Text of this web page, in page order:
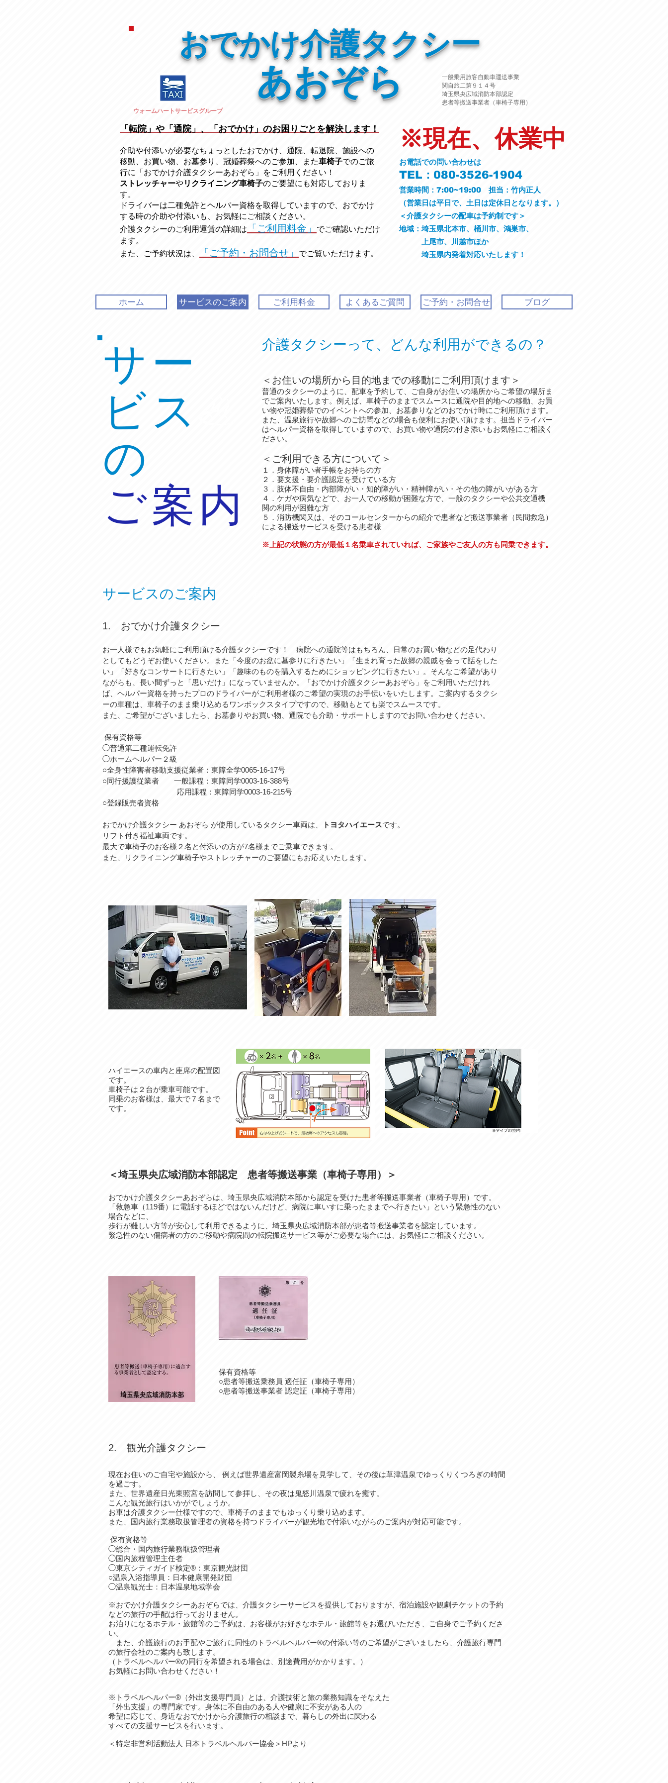
おでかけ介護タクシー
あおぞら
一般乗用旅客自動車運送事業
関自旅二第９１４号
埼玉県央広域消防本部認定
患者等搬送事業者（車椅子専用）
ウォームハートサービスグループ
「転院」や「通院」、「おでかけ」のお困りごとを解決します！
介助や付添いが必要なちょっとしたおでかけ、通院、転退院、施設への
移動、お買い物、お墓参り、冠婚葬祭へのご参加、また車椅子でのご旅
行に「おでかけ介護タクシーあおぞら」をご利用ください ！
ストレッチャー​やリクライニング車椅子のご要望にも対応しておりま
す。
ドライバーは二種免許とヘルパー資格を取得していますので、おでかけ
する時の介助や付添いも、お気軽にご相談ください。
介護タクシーのご利用運賃の詳細は 「ご利用料金」
でご確認いただけ
ます。
また、ご予約状況は、
「ご予約・お問合せ」 でご覧いただけます。
※現在、休業中
お電話での問い合わせは
TEL：080-3526-1904
営業時間：7:00~19:00 担当：竹内正人
​（営業日は平日で、土日は定休日となります。）
＜介護タクシーの配車は予約制です＞
地域：埼玉県北本市、桶川市、鴻巣市、
上尾市、川越市ほか
埼玉県内発着対応いたします！
ホーム サービスのご案内 ご利用料金 よくあるご質問 ご予約・お問合せ ブログ
サー
ビス
の
ご案内
＜お住いの場所から目的地までの移動にご利用頂けます＞
普通のタクシーのように、配車を予約して、ご自身がお住いの場所からご希望の場所ま
でご案内いたします。例えば、車椅子のままでスムースに通院や目的地への移動、お買
い物や冠婚葬祭でのイベントへの参加、お墓参りなどのおでかけ時にご利用頂けます。
また、温泉旅行や故郷へのご訪問などの場合も便利にお使い頂けます。担当ドライバー
はヘルパー資格を取得していますので、お買い物や通院の付き添いもお気軽にご相談く
ださい。
＜ご利用できる方について＞
１．身体障がい者手帳をお持ちの方
２．要支援・要介護認定を受けている方
３．肢体不自由・内部障がい・知的障がい・精神障がい・その他の障がいがある方
４．ケガや病気などで、お一人での移動が困難な方で、一般のタクシーや公共交通機
関の利用が困難な方
５．消防機関又は、そのコールセンターからの紹介で患者など搬送事業者（民間救急）
による搬送サービスを受ける患者様
※上記の状態の方が最低１名乗車されていれば、ご家族やご友人の方も同乗できます。
介護タクシーって、どんな利用ができるの？
サービスのご案内
1. おでかけ介護タクシー
お一人様でもお気軽にご利用頂ける介護タクシーです！ 病院への通院等はもちろん、日常のお買い物などの足代わり
としてもどうぞお使いください。
また「今度のお盆に墓参りに行きたい」「生まれ育った故郷の親戚を会って話をした
い」「好きなコンサートに行きたい」「趣味のものを購入するためにショッピングに行きたい」。そんなご希望があり
ながらも、長い間ずっと「思いだけ」になっていませんか。「おでかけ介護タクシーあおぞら」をご利用いただけれ
ば、ヘルパー資格を持ったプロのドライバーがご利用者様のご希望の実現のお手伝いをいたします。ご案内するタクシ
ーの車種は、車椅子のまま乗り込めるワンボックスタイプですので、移動もとても楽でスムースです。
また、ご希望がございましたら、お墓参りやお買い物、通院でも介助・サポートしますのでお問い合わせください。
保有資格等
◯普通第二種運転免許
◯ホームヘルパー２級
○全身性障害者移動支援従業者：東障全学0065-16-17号
○同行援護従業者 一般課程：東障同学0003-16-388号
応用課程：東障同学0003-16-215号
​○登録販売者資格
おでかけ介護タクシー あおぞら が使用しているタクシー車両は、 トヨタハイエースです。
リフト付き福祉車両です。
最大で車椅子のお客様２名と付添いの方が7名様までご乗車できます。
また、リクライニング車椅子やストレッチャーのご要望にもお応えいたします。
ハイエースの車内と座席の配置図
です。
車椅子は２台が乗車可能です。
​同乗のお客様は、最大で７名まで
です。
＜埼玉県央広域消防本部認定 患者等搬送事業（車椅子専用）＞
おでかけ介護タクシーあおぞらは、埼玉県央広域消防本部から認定を受けた患者等搬送事業者（車椅子専用）です。
「救急車（119番）に電話するほどではないんだけど、病院に車いすに乗ったままでへ行きたい」という緊急性のない
場合などに、
歩行が難しい方等が安心して利用できるように、埼玉県央広域消防本部が患者等搬送事業者を認定しています。
緊急性のない傷病者の方のご移動や病院間の転院搬送サービス等がご必要な場合には、お気軽にご相談ください。
保有資格等
○患者等搬送乗務員 適任証（車椅子専用）
○患者等搬送事業者 認定証（車椅子専用）
2. 観光介護タクシー
現在お住いのご自宅や施設から、 例えば世界遺産富岡製糸場を見学して、その後は草津温泉でゆっくりくつろぎの時間
を過ごす。
また、世界遺産日光東照宮を訪問して参拝し、その夜は鬼怒川温泉で疲れを癒す。
こんな観光旅行はいかがでしょうか。
お車は介護タクシー仕様ですので、車椅子のままでもゆっくり乗り込めます。
また、国内旅行業務取扱管理者の資格を持つドライバーが観光地で付添いながらのご案内が対応可能です。
保有資格等
​​◯総合・国内旅行業務取扱管理者
◯国内旅程管理主任者
◯東京シティガイド検定®︎：東京観光財団
​​○温泉入浴指導員：日本健康開発財団
​◯温泉観光士：日本温泉地域学会
※おでかけ介護タクシーあおぞらでは、介護タクシーサービスを提供しておりますが、宿泊施設や観劇チケットの予約
などの旅行の手配は行っておりません。
お泊りになるホテル・旅館等のご予約は、お客様がお好きなホテル・旅館等をお選びいただき、ご自身でご予約くださ
い。
また、介護旅行のお手配やご旅行に同性のトラベルヘルパー®の付添い等のご希望がございましたら、介護旅行専門
の旅行会社のご案内も致します。
（トラベルヘルパー®の同行を希望される場合は、別途費用がかかります。）
お気軽にお問い合わせください！
※トラベルヘルパー®（外出支援専門員）とは、介護技術と旅の業務知識をそなえた
「外出支援」の専門家です。身体に不自由のある人や健康に不安がある人の
希望に応じて、身近なおでかけから介護旅行の相談まで、暮らしの外出に関わる
すべての支援サービスを行います。
＜特定非営利活動法人 日本トラベルヘルパー協会＞HPより